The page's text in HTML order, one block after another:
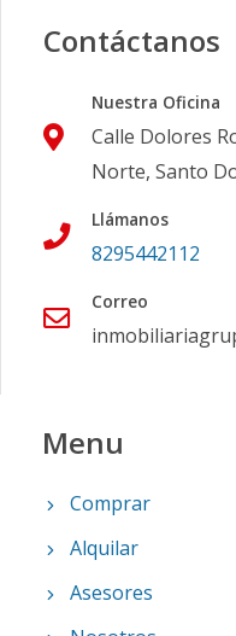
Contáctanos
Nuestra Oficina
Calle Dolores
Norte, Santo
Llámanos
8295442112
Correo
Menu
Comprar
Alquilar
Asesores